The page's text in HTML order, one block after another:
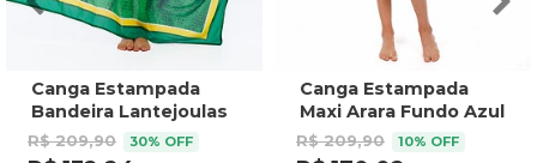
Canga Estampada
Bandeira Lantejoulas
R$ 209,90 30% OFF
Canga Estampada
Maxi Arara Fundo Azul
R$ 209,90 10% OFF